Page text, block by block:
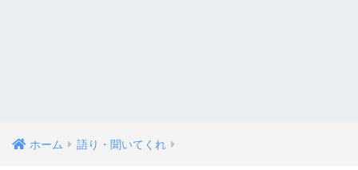
ホーム 語り・聞いてくれ